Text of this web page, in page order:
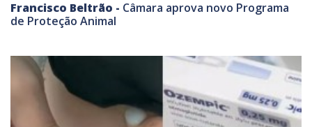
Francisco Beltrão - Câmara aprova novo Programa
de Proteção Animal